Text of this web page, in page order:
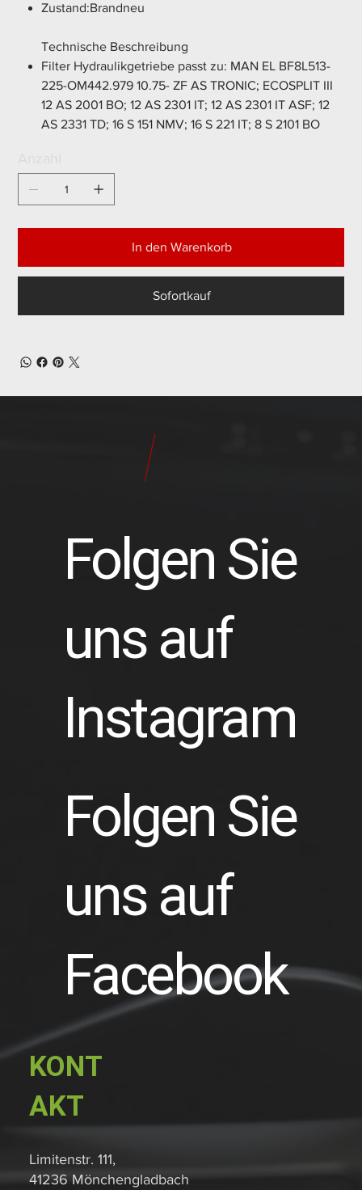
Zustand:Brandneu
Technische Beschreibung
Filter Hydraulikgetriebe passt zu: MAN EL BF8L513-
225-OM442.979 10.75- ZF AS TRONIC; ECOSPLIT III
12 AS 2001 BO; 12 AS 2301 IT; 12 AS 2301 IT ASF; 12
AS 2331 TD; 16 S 151 NMV; 16 S 221 IT; 8 S 2101 BO
In den Warenkorb
Sofortkauf
Folgen Sie
uns auf
Instagram
Folgen Sie
uns auf
Facebook
KONT
AKT
Limitenstr. 111,
41236 Mönchengladbach